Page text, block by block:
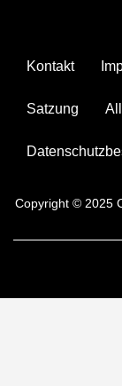
Kontakt
Satzung
Copyright © 2025